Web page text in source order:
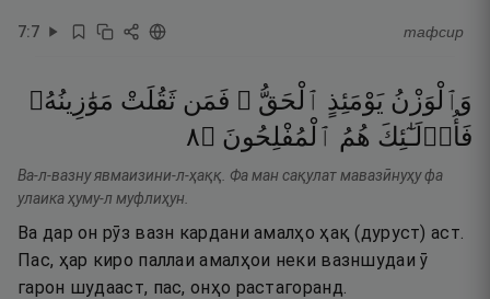
7:7 тафсир
وَٱلْوَزْنُ يَوْمَئِذٍ ٱلْحَقُّ ۚ فَمَن ثَقُلَتْ مَوَٰزِينُهُۥ
فَأُو۟لَـٰٓئِكَ هُمُ ٱلْمُفْلِحُونَ ۝٨
Ва-л-вазну явмаизини-л-ҳаққ. Фа ман сақулат мавазӣнуҳу фа
улаика ҳуму-л муфлиҳун.
Ва дар он рӯз вазн кардани амалҳо ҳақ (дуруст) аст.
Пас, ҳар киро паллаи амалҳои неки вазншудаи ӯ
гарон шудааст, пас, онҳо растагоранд.